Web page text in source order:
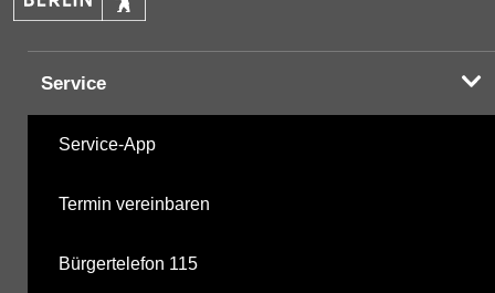
Service
Service-App
Termin vereinbaren
Bürgertelefon 115